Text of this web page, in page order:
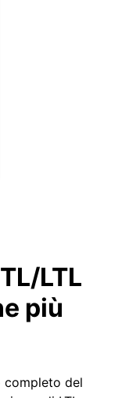
LTL
più
completo del